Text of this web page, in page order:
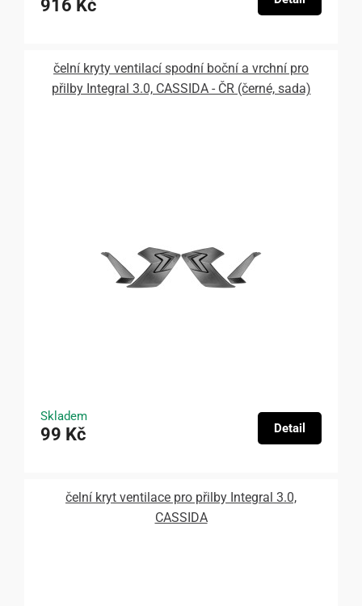
916 Kč
čelní kryty ventilací spodní boční a vrchní pro
přilby Integral 3.0, CASSIDA - ČR (černé, sada)
Skladem
99 Kč Detail
čelní kryt ventilace pro přilby Integral 3.0,
CASSIDA